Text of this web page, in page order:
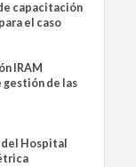
capacitación
el caso
IRAM
gestión de las
del Hospital